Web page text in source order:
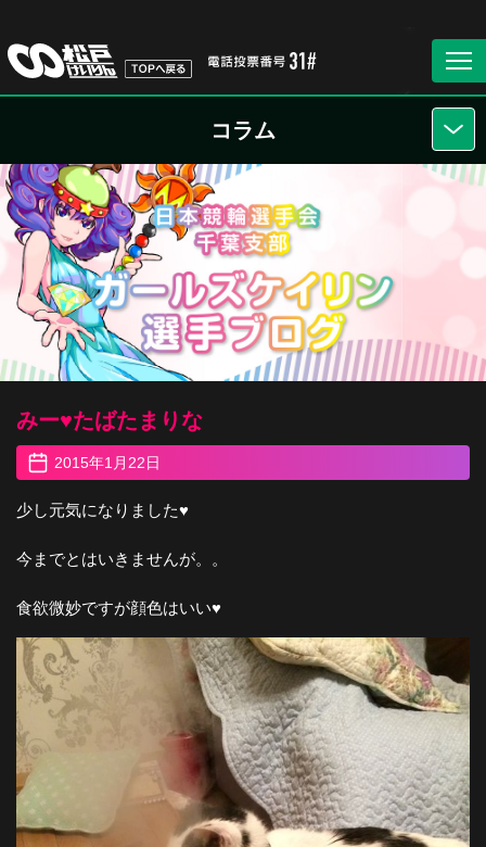
コラム
みー♥︎たばたまりな
2015年1月22日
少し元気になりました♥︎
今までとはいきませんが。。
食欲微妙ですが顔色はいい♥︎